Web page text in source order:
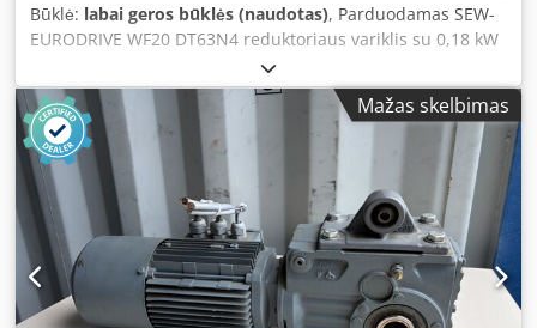
Būklė: labai geros būklės (naudotas), Parduodamas SEW-
EURODRIVE WF20 DT63N4 reduktoriaus variklis su 0,18 kW
trifaze motoru. Įrenginys yra visiškai veikmingas,
išbandytas ir paruoštas darbui. Techninė ir vizualinė būklė
– gera. Matomi normalūs naudojimo ženklai, atsiradę
eksploatacijos metu. Pardavimo apimtis apima būtent tai,
kas parodyta nuotraukose. Techniniai duomenys:
Gamintojas: SEW-EURODRIVE Modelis: WF20 DT63N4 Galia:
0,18 kW Maitinimas: 3 × 220–240 V Δ / 380–415 V Y, 50 Hz
Dodpfxoznn Ame Ag Ssck Variklio greitis: 1320 aps./min.
Išėjimo greitis: 48 aps./min. Perdavimo santykis: i = 27,5 : 1
Apsaugos laipsnis: IP54 Darbo režimas: S1 Svoris: 8,07 kg
Pagaminimo šalis: Vokietija
Mažas skelbimas